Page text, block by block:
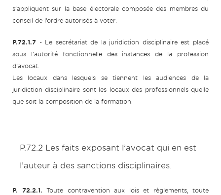
s’appliquent sur la base électorale composée des membres du
conseil de l’ordre autorisés à voter.
P.72.1.7 - Le secrétariat de la juridiction disciplinaire est placé
sous l’autorité fonctionnelle des instances de la profession
d’avocat.
Les locaux dans lesquels se tiennent les audiences de la
juridiction disciplinaire sont les locaux des professionnels quelle
que soit la composition de la formation.
P.72.2 Les faits exposant l’avocat qui en est
l’auteur à des sanctions disciplinaires.
P. 72.2.1. Toute contravention aux lois et règlements, toute